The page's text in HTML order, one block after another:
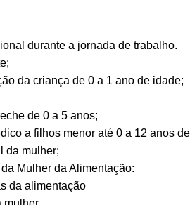
durante a jornada de trabalho.
da criança de 0 a 1 ano de idade;
de 0 a 5 anos;
a filhos menor até 0 a 12 anos
da mulher;
Mulher da Alimentação:
da alimentação